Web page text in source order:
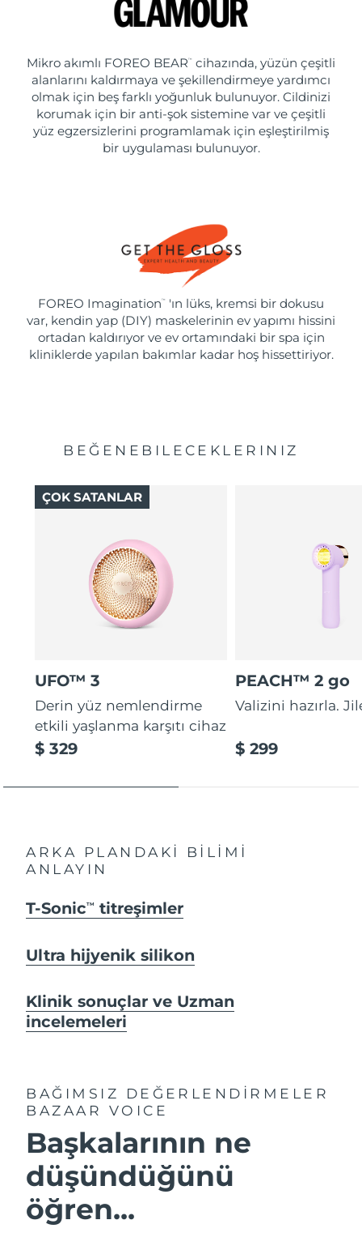
Mikro akımlı FOREO BEAR ™
cihazında, yüzün çeşitli
alanlarını kaldırmaya ve şekillendirmeye yardımcı
olmak için beş farklı yoğunluk bulunuyor. Cildinizi
korumak için bir anti-şok sistemine var ve çeşitli
yüz egzersizlerini programlamak için eşleştirilmiş
bir uygulaması bulunuyor.
FOREO Imagination ™
'ın lüks, kremsi bir dokusu
var, kendin yap (DIY) maskelerinin ev yapımı hissini
ortadan kaldırıyor ve ev ortamındaki bir spa için
kliniklerde yapılan bakımlar kadar hoş hissettiriyor.
BEĞENEBILECEKLERINIZ
UFO™ 3
Derin yüz nemlendirme
etkili yaşlanma karşıtı cihaz
$ 329
ÇOK SATANLAR
PEACH™ 2 go
Valizini hazırla.
$ 299
ARKA PLANDAKİ BİLİMİ
ANLAYIN
T-SonicTM titreşimler
Ultra hijyenik silikon
Klinik sonuçlar ve Uzman
incelemeleri
BAĞIMSIZ DEĞERLENDİRMELER
BAZAAR VOICE
Başkalarının ne
düşündüğünü
öğren...